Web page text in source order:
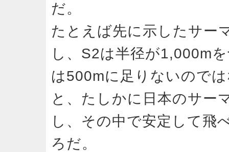
だ。
たとえば先に示したサー
し、S2は半径が1,000m
は500mに足りないので
と、たしかに日本のサー
し、その中で安定して飛
ろだ。